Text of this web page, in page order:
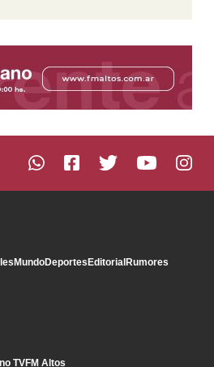
MundoDeportesEditorialRumores
TVFM Altos